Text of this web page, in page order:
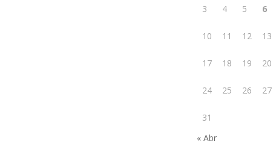
3 4 5 6
10 11 12 13
17 18 19 20
24 25 26 27
31
« Abr